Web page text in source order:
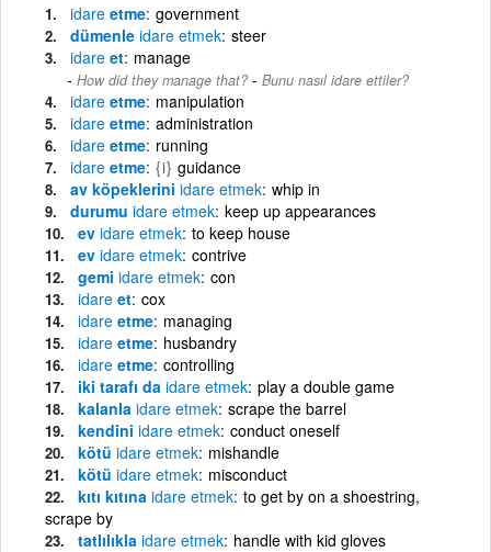
idare etme government
dümenle idare etmek steer
idare et manage
How did they manage that? - Bunu nasıl idare ettiler?
idare etme manipulation
idare etme administration
idare etme running
idare etme {i} guidance
av köpeklerini idare etmek whip in
durumu idare etmek keep up appearances
ev idare etmek to keep house
ev idare etmek contrive
gemi idare etmek con
idare et cox
idare etme managing
idare etme husbandry
idare etme controlling
iki tarafı da idare etmek play a double game
kalanla idare etmek scrape the barrel
kendini idare etmek conduct oneself
kötü idare etmek mishandle
kötü idare etmek misconduct
kıtı kıtına idare etmek to get by on a shoestring,
scrape by
tatlılıkla idare etmek handle with kid gloves